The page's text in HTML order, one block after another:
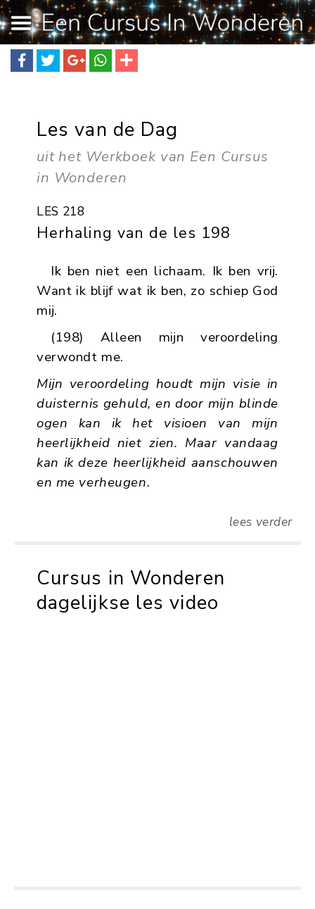
Les van de Dag
uit het Werkboek van Een Cursus
in Wonderen
LES 218
Herhaling van de les 198
Ik ben niet een lichaam. Ik ben vrij.
Want ik blijf wat ik ben, zo schiep God
mij.
(198) Alleen mijn veroordeling
verwondt me.
Mijn veroordeling houdt mijn visie in
duisternis gehuld, en door mijn blinde
ogen kan ik het visioen van mijn
heerlijkheid niet zien. Maar vandaag
kan ik deze heerlijkheid aanschouwen
en me verheugen.
lees verder
Cursus in Wonderen
dagelijkse les video